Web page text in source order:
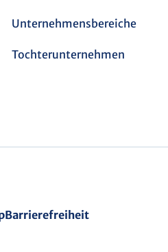
Unternehmensbereiche
Tochterunternehmen
Barrierefreiheit